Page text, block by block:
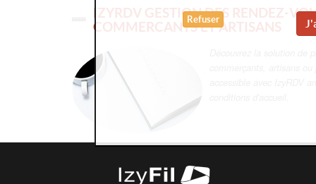
IZYRDV GESTION DES RENDEZ-
COMMERCANTS ET ARTISANS
Découvrez la solution de
Refuser